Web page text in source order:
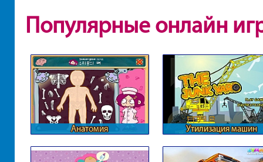
Популярные онлайн
Анатомия Утилизация машин